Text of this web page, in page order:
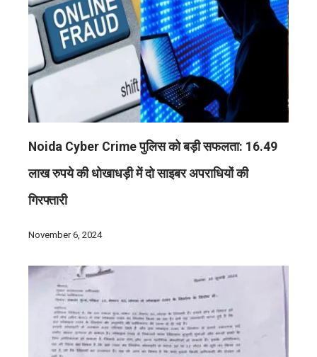
Noida Cyber Crime पुलिस को बड़ी सफलता: 16.49
लाख रुपये की धोखाधड़ी में दो साइबर अपराधियों की
गिरफ्तारी
November 6, 2024